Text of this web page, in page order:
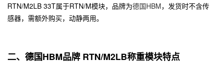
RTN/M2LB 33T属于RTN/M模块，品牌为德国HBM，发货时不含传
感器，需额外购买，动静两用。
二、德国HBM品牌 RTN/M2LB称重模块特点